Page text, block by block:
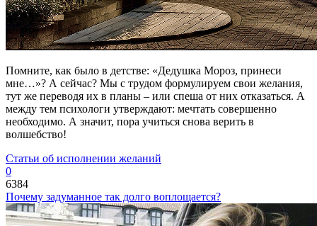
Помните, как было в детстве: «Дедушка Мороз, принеси
мне…»? А сейчас? Мы с трудом формулируем свои желания,
тут же переводя их в планы – или спеша от них отказаться. А
между тем психологи утверждают: мечтать совершенно
необходимо. А значит, пора учиться снова верить в
волшебство!
Статьи об исполнении желаний
0
6384
Почему задуманное так долго воплощается?